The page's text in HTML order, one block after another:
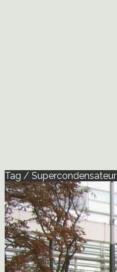
Tag / Supercondensateur